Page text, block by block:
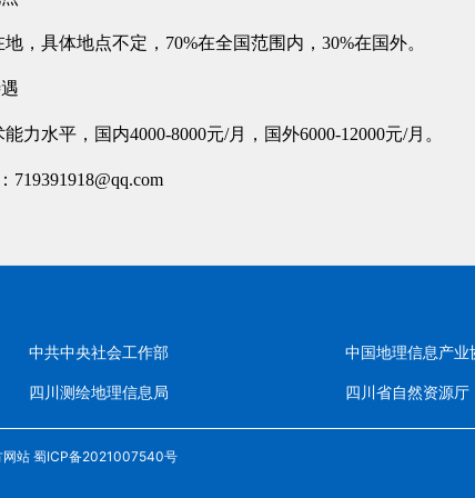
，具体地点不定，70%在全国范围内，30%在国外。
力水平，国内4000-8000元/月，国外6000-12000元/月。
719391918@qq.com
中共中央社会工作部 中国地理信息产业
四川测绘地理信息局 四川省自然资源厅
站 蜀ICP备2021007540号